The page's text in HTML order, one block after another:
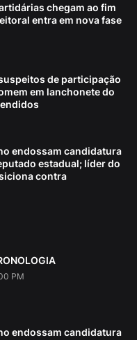
chegam ao fim
entra em nova fase
de participação
em lanchonete do
endossam candidatura
estadual; líder do
contra
PM
endossam candidatura